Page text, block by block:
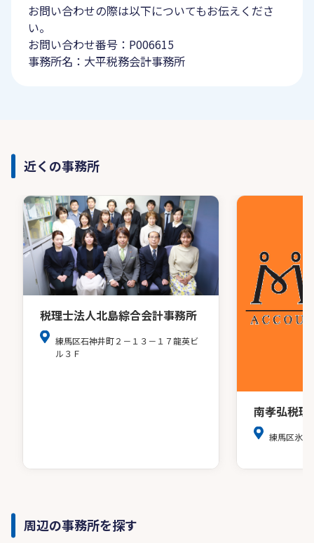
お問い合わせの際は以下についてもお伝えくださ
い。
お問い合わせ番号：P006615
事務所名：大平税務会計事務所
近くの事務所
税理士法人北島綜合会計事務所
練馬区石神井町２－１３－１７龍英ビ
ル３Ｆ
南孝弘税理
練馬区氷川
周辺の事務所を探す